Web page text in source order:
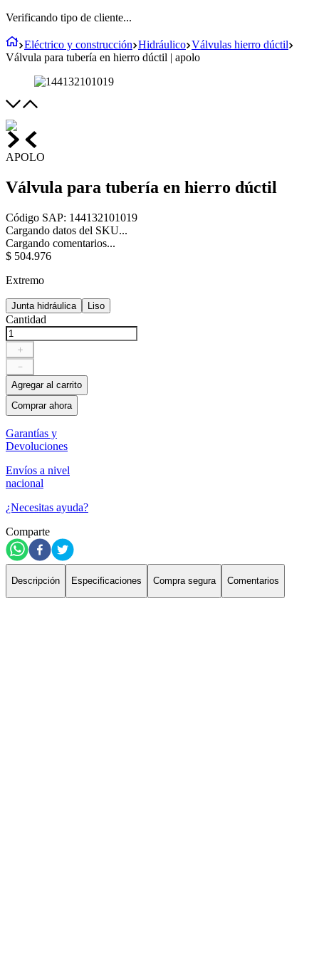
Verificando tipo de cliente...
Eléctrico y construcción Hidráulico Válvulas hierro dúctil
Válvula para tubería en hierro dúctil | apolo
APOLO
Válvula para tubería en hierro dúctil
Código SAP: 144132101019
Cargando datos del SKU...
Cargando comentarios...
$ 504.976
Extremo
Junta hidráulica Liso
Cantidad
＋
－
Agregar al carrito
Comprar ahora
Garantías y
Devoluciones
Envíos a nivel
nacional
¿Necesitas ayuda?
Comparte
Descripción Especificaciones Compra segura Comentarios